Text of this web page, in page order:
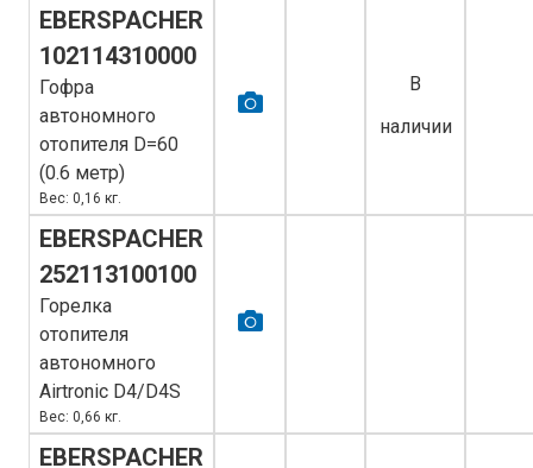
EBERSPACHER
102114310000
Гофра
автономного
отопителя D=60
(0.6 метр)
Вес: 0,16 кг.
В
наличии
EBERSPACHER
252113100100
Горелка
отопителя
автономного
Airtronic D4/D4S
Вес: 0,66 кг.
EBERSPACHER